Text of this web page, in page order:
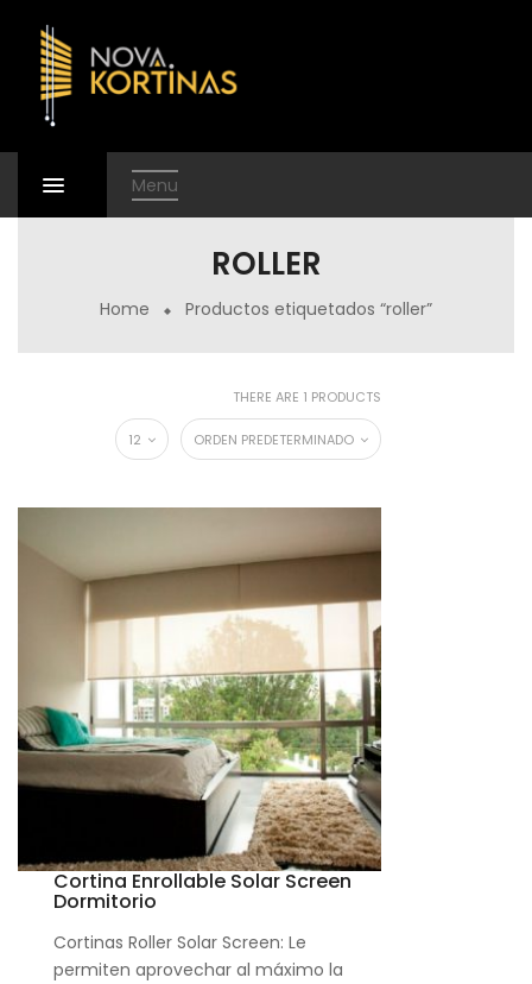
Menu
ROLLER
Home Productos etiquetados “roller”
THERE ARE 1 PRODUCTS
ORDEN PREDETERMINADO
12
Cortina Enrollable Solar Screen
Dormitorio
Cortinas Roller Solar Screen: Le
permiten aprovechar al máximo la